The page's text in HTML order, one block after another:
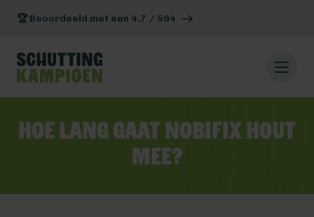
🏆 Beoordeeld met een 4.7 / 594
Hoe lang gaat Nobifix hout
mee?